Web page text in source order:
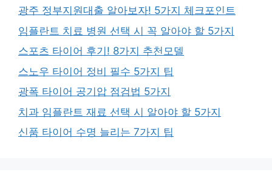
광주 정부지원대출 알아보자! 5가지 체크포인트
임플란트 치료 병원 선택 시 꼭 알아야 할 5가지
스포츠 타이어 후기! 8가지 추천모델
스노우 타이어 정비 필수 5가지 팁
광폭 타이어 공기압 점검법 5가지
치과 임플란트 재료 선택 시 알아야 할 5가지
신품 타이어 수명 늘리는 7가지 팁